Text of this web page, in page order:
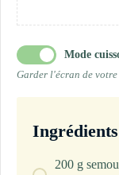
Mode
Garder l'écran de
Ingrédients
200 g